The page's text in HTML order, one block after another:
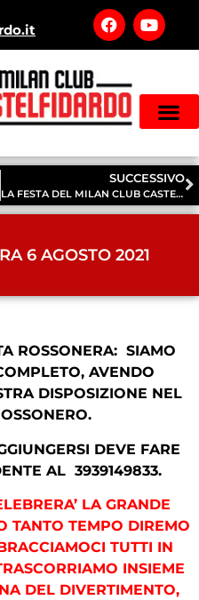
SUCCESSIVO
LA FESTA DEL MILAN CLUB CASTELFIDARDO 6 AGOSTO 2021
6 AGOSTO 2021
ROSSONERA: SIAMO
AVENDO
DISPOSIZIONE NEL
DEVE FARE
AL 3939149833.
LA GRANDE
TANTO TEMPO DIREMO
TUTTI IN
INSIEME
DEL DIVERTIMENTO,